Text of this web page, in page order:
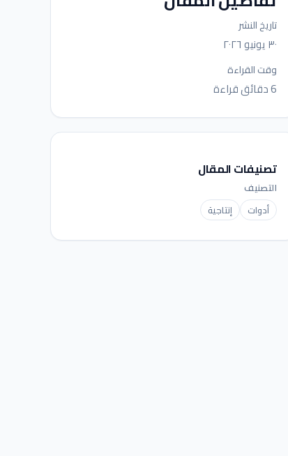
تاريخ النشر
٣٠ يونيو ٢٠٢٦
وقت القراءة
6 دقائق قراءة
تصنيفات المقال
التصنيف
أدوات
إنتاجية